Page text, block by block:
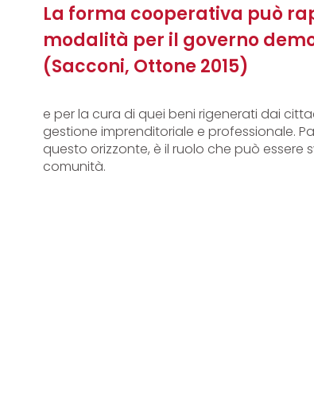
La forma cooperativa può
modalità per il governo
(Sacconi, Ottone 2015)
e per la cura di quei beni rigenerati dai
gestione imprenditoriale e professionale.
questo orizzonte, è il ruolo che può
comunità.